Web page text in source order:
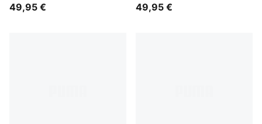
49,95 € 49,95 €